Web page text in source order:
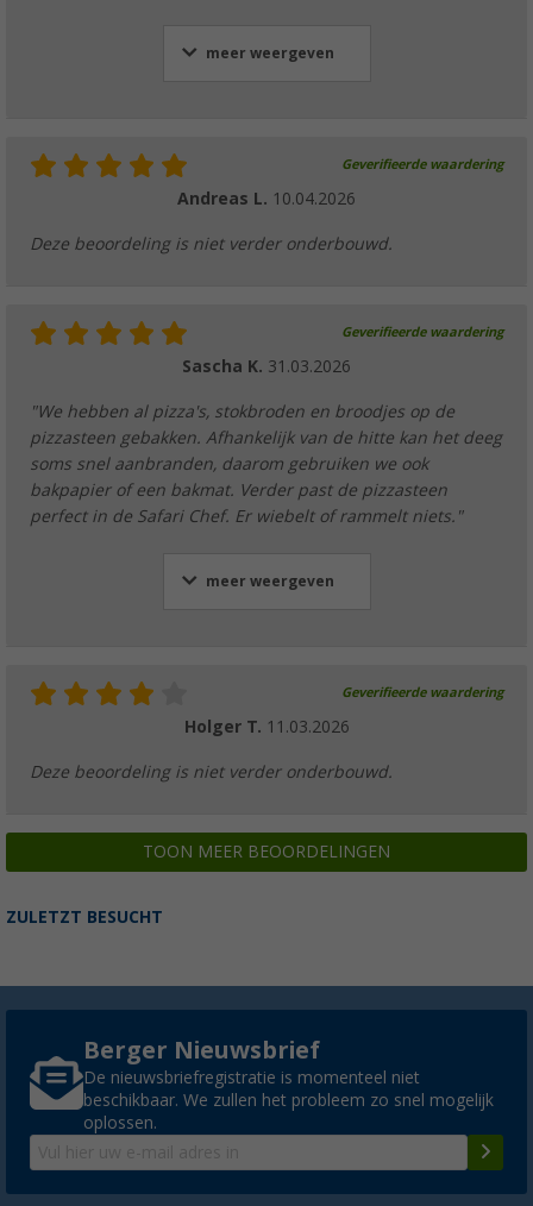
meer weergeven
Geverifieerde waardering
Andreas L. 10.04.2026
Deze beoordeling is niet verder onderbouwd.
Geverifieerde waardering
Sascha K. 31.03.2026
"We hebben al pizza's, stokbroden en broodjes op de
pizzasteen gebakken. Afhankelijk van de hitte kan het deeg
soms snel aanbranden, daarom gebruiken we ook
bakpapier of een bakmat. Verder past de pizzasteen
perfect in de Safari Chef. Er wiebelt of rammelt niets."
meer weergeven
Geverifieerde waardering
Holger T. 11.03.2026
Deze beoordeling is niet verder onderbouwd.
TOON MEER BEOORDELINGEN
ZULETZT BESUCHT
Berger Nieuwsbrief
De nieuwsbriefregistratie is momenteel niet
beschikbaar. We zullen het probleem zo snel mogelijk
oplossen.